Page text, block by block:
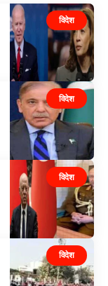
विदेश
विदेश
विदेश
विदेश